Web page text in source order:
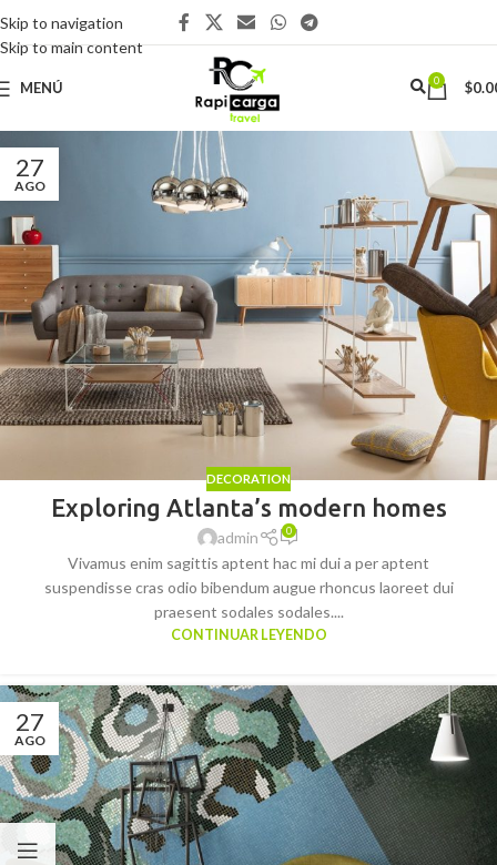
Skip to navigation
Skip to main content
MENÚ 0 $
27
AGO
DECORATION
Exploring Atlanta’s modern homes
admin 0
Vivamus enim sagittis aptent hac mi dui a per aptent
suspendisse cras odio bibendum augue rhoncus laoreet dui
praesent sodales sodales....
CONTINUAR LEYENDO
27
AGO